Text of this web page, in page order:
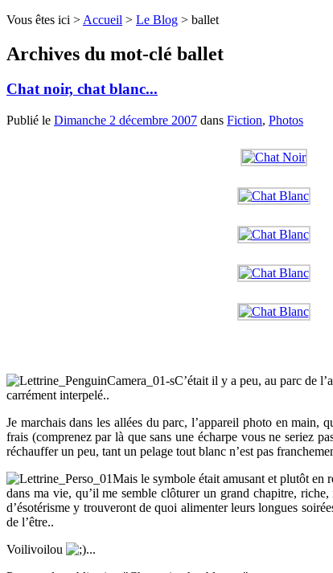
Vous êtes ici > Accueil > Le Blog > ballet
Archives du mot-clé ballet
Chat noir, chat blanc...
Publié le Dimanche 2 décembre 2007 dans Fiction, Photos
C’était il y a peu, au parc de
carrément interpelé..
Je marchais dans les allées du parc, l’appareil photo en
frais (comprenez par là que sans une écharpe vous ne seriez
réchauffer un peu, tant un pelage tout blanc n’est pas
Mais le symbole était amusant et plutôt en
dans ma vie, qu’il me semble clôturer un grand chapitre,
d’ésotérisme y trouveront de quoi alimenter leurs longues
de l’être..
Voilivoilou
...